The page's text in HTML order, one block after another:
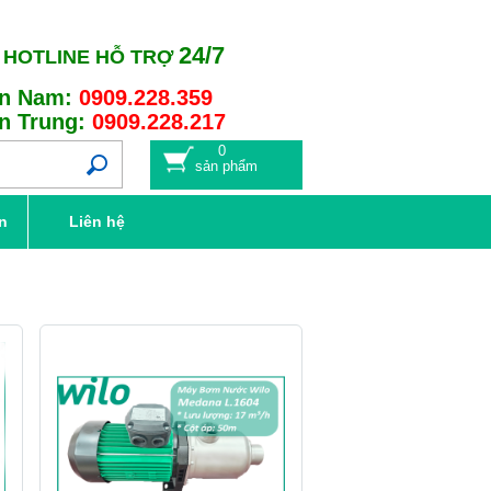
HOTLINE HỖ TRỢ24/7
Nam: 0909.228.359
Trung: 0909.228.217
0
sản phẩm
Liên hệ